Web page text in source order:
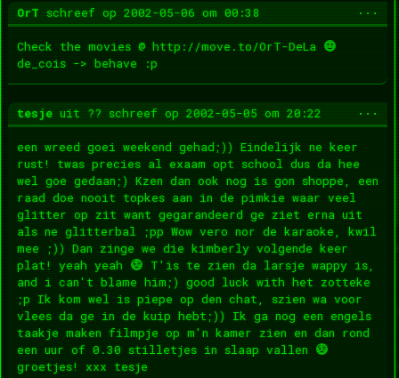
OrT schreef op 2002-05-06 om 00:38
Check the movies @ http://move.to/OrT-DeLa
de_cois -> behave :p
...
tesje uit ?? schreef op 2002-05-05 om 20:22
een wreed goei weekend gehad;)) Eindelijk ne keer
rust! twas precies al exaam opt school dus da hee
wel goe gedaan;) Kzen dan ook nog is gon shoppe, een
raad doe nooit topkes aan in de pimkie waar veel
glitter op zit want gegarandeerd ge ziet erna uit
als ne glitterbal ;pp Wow vero nor de karaoke, kwil
mee ;)) Dan zinge we die kimberly volgende keer
plat! yeah yeah
T'is te zien da larsje wappy is,
and i can't blame him;) good luck with het zotteke
;p Ik kom wel is piepe op den chat, szien wa voor
vlees da ge in de kuip hebt;)) Ik ga nog een engels
taakje maken filmpje op m'n kamer zien en dan rond
een uur of 0.30 stilletjes in slaap vallen
groetjes! xxx tesje
...